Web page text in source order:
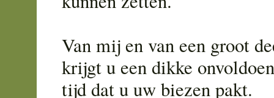
Van mij en van een groot
krijgt u een dikke
tijd dat u uw biezen pakt.